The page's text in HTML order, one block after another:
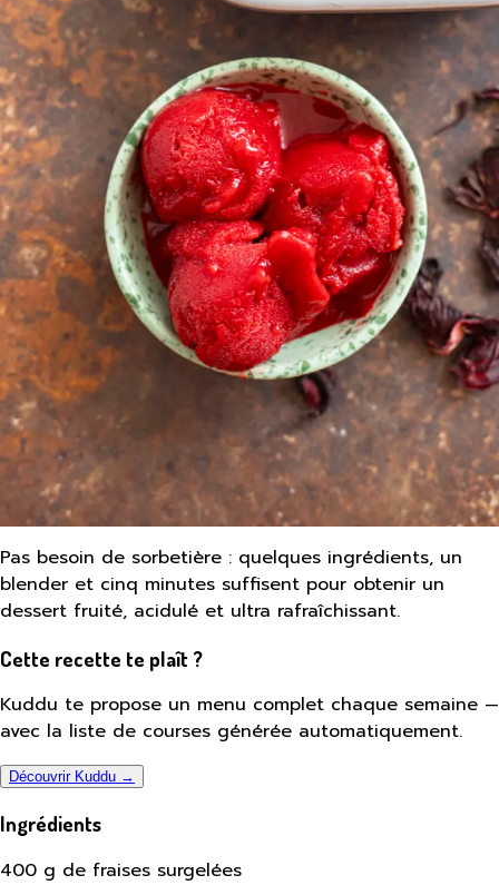
Pas besoin de sorbetière : quelques ingrédients, un
blender et cinq minutes suffisent pour obtenir un
dessert fruité, acidulé et ultra rafraîchissant.
Cette recette te plaît ?
Kuddu te propose un menu complet chaque semaine —
avec la liste de courses générée automatiquement.
Découvrir Kuddu →
Ingrédients
400 g de fraises surgelées